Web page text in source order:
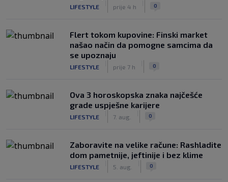
LIFESTYLE prije 4 h 0
Flert tokom kupovine: Finski market
našao način da pomogne samcima da
se upoznaju
LIFESTYLE prije 7 h 0
Ova 3 horoskopska znaka najčešće
grade uspješne karijere
LIFESTYLE 7. aug. 0
Zaboravite na velike račune: Rashladite
dom pametnije, jeftinije i bez klime
LIFESTYLE 5. aug. 0